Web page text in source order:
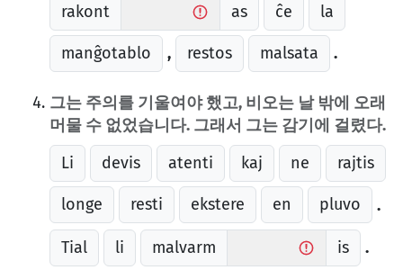
rakont as ĉe la
manĝotablo , restos malsata .
그는 주의를 기울여야 했고, 비오는 날 밖에 오래
머물 수 없었습니다. 그래서 그는 감기에 걸렸다.
Li
devis atenti kaj ne rajtis
longe resti ekstere en pluvo .
Tial li malvarm is .